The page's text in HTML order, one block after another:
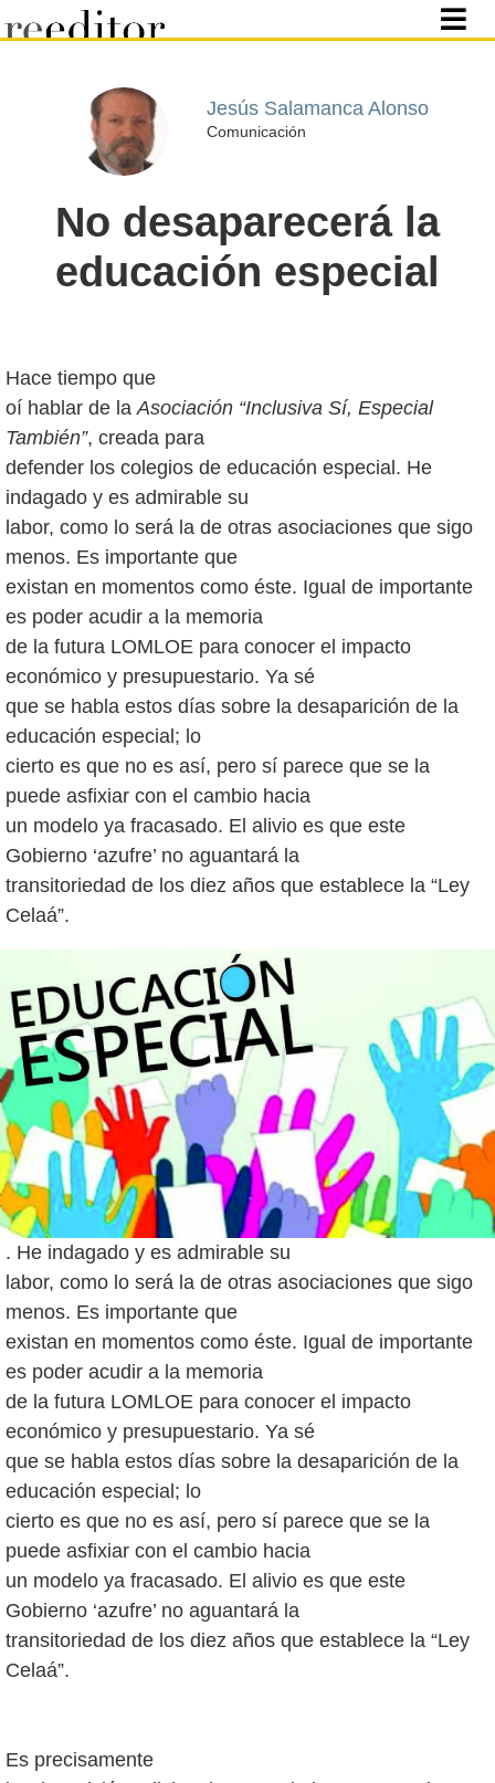
Jesús Salamanca Alonso
Comunicación
No desaparecerá la
educación especial
Hace tiempo que
oí hablar de laAsociación “Inclusiva Sí, Especial
También”, creada para
defender los colegios de educación especial. He
indagado y es admirable su
labor, como lo será la de otras asociaciones que sigo
menos. Es importante que
existan en momentos como éste. Igual de importante
es poder acudir a la memoria
de la futura LOMLOE para conocer el impacto
económico y presupuestario. Ya sé
que se habla estos días sobre la desaparición de la
educación especial; lo
cierto es que no es así, pero sí parece que se la
puede asfixiar con el cambio hacia
un modelo ya fracasado. El alivio es que este
Gobierno ‘azufre’ no aguantará la
transitoriedad de los diez años que establece la “Ley
. He indagado y es admirable su
labor, como lo será la de otras asociaciones que sigo
menos. Es importante que
existan en momentos como éste. Igual de importante
es poder acudir a la memoria
de la futura LOMLOE para conocer el impacto
económico y presupuestario. Ya sé
que se habla estos días sobre la desaparición de la
educación especial; lo
cierto es que no es así, pero sí parece que se la
puede asfixiar con el cambio hacia
un modelo ya fracasado. El alivio es que este
Gobierno ‘azufre’ no aguantará la
transitoriedad de los diez años que establece la “Ley
Celaá”.
Es precisamente